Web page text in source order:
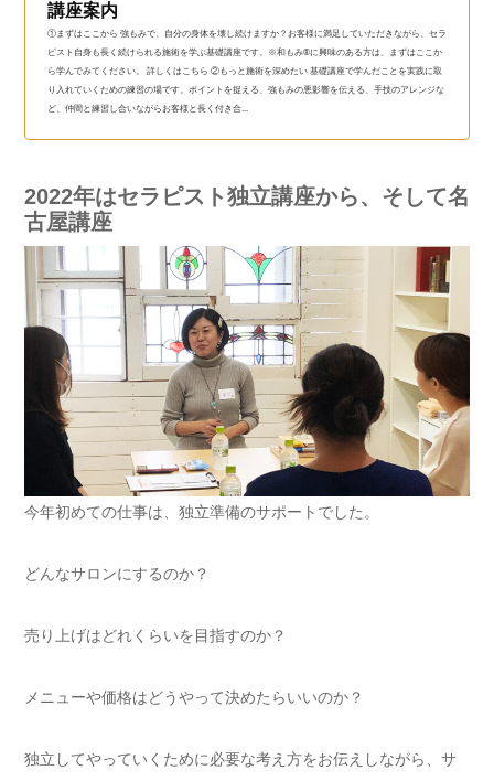
講座案内
①まずはここから 強もみで、自分の身体を壊し続けますか？お客様に満足していただきながら、セラ
ピスト自身も長く続けられる施術を学ぶ基礎講座です。※和もみ®に興味のある方は、まずはここか
ら学んでみてください。 詳しくはこちら ②もっと施術を深めたい 基礎講座で学んだことを実践に取
り入れていくための練習の場です。ポイントを捉える、強もみの悪影響を伝える、手技のアレンジな
ど、仲間と練習し合いながらお客様と長く付き合...
2022年はセラピスト独立講座から、そして名
古屋講座
今年初めての仕事は、独立準備のサポートでした。
どんなサロンにするのか？
売り上げはどれくらいを目指すのか？
メニューや価格はどうやって決めたらいいのか？
独立してやっていくために必要な考え方をお伝えしながら、サ